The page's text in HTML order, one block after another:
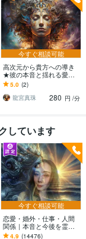
今すぐ相談可能
高次元から貴方への導き
★彼の本音と揺れる愛を
視ます 高次の存在からあ
なたを導く光を受取り愛
と光のガイドを伝えます
5.0 (2)
龍宮真珠
280 円 /分
しています
今すぐ相談可能
恋愛・婚外・仕事・人間
関係｜本音と今後を霊視
ます 現実重視の鑑定｜本
4.9 (14476)